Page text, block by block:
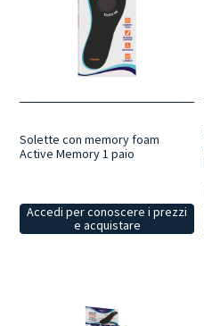
Solette con memory foam
Active Memory 1 paio
Accedi per conoscere i prezzi
e acquistare